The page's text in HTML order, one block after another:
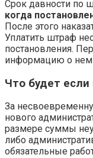
Срок давности
когда
После этого
Уплатить штраф
постановления.
информацию о
Что будет
За
нового
размере суммы
либо
обязательные